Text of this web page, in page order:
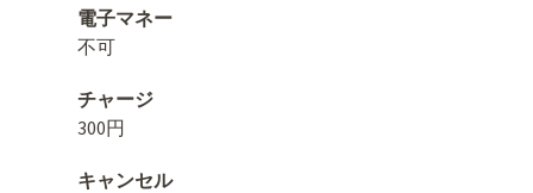
電子マネー
不可
チャージ
300円
キャンセル